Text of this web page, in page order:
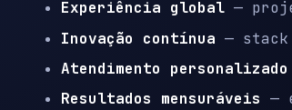
Experiência global —
Inovação contínua — stack
Atendimento personalizado
Resultados mensuráveis —